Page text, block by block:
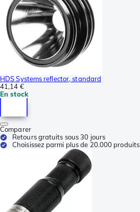
HDS Systems reflector, standard
41,14 €
En stock
Comparer
Retours gratuits sous 30 jours
Choisissez parmi plus de 20.000 produits